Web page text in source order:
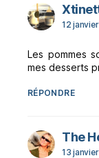
12
Les pommes
mes desserts
RÉPONDRE
The
13